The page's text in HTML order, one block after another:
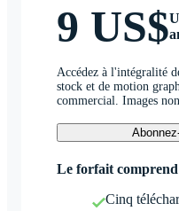
9 US$
Accédez à l'intégralité
stock et de motion
commercial. Images
Le forfait
Cinq